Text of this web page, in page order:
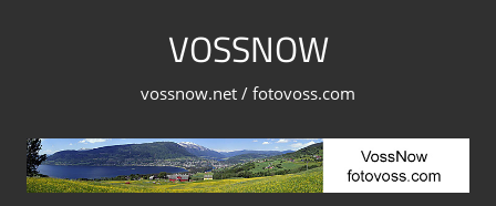
VOSSNOW
vossnow.net / fotovoss.com